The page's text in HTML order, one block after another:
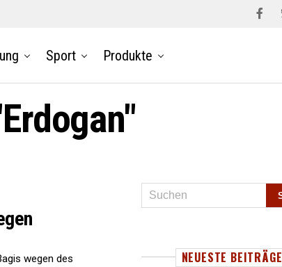
Sport Produkte
wegen des
NEUESTE BEITRÄGE